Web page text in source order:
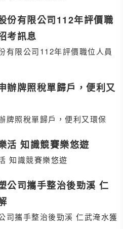
份有限公司112年評價職
考訊息
有限公司112年評價職位人員
辦牌照稅單歸戶，便利又
牌照稅單歸戶，便利又環保
活 知識競賽樂悠遊
知識競賽樂悠遊
公司攜手整治後勁溪 仁
司攜手整治後勁溪 仁武淹水獲